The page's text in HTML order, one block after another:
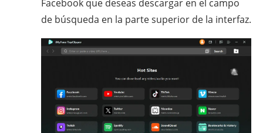
Facebook que deseas descargar en el campo
de búsqueda en la parte superior de la interfaz.